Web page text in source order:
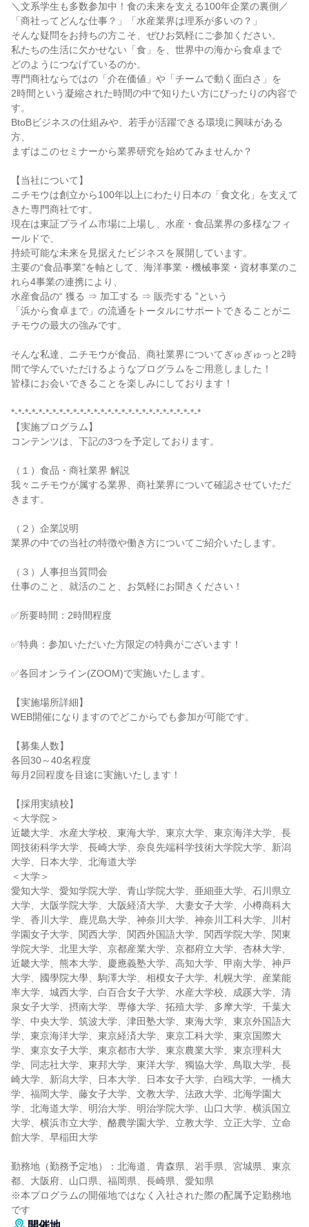
＼文系学生も多数参加中！食の未来を支える100年企業の裏側／
「商社ってどんな仕事？」「水産業界は理系が多いの？」
そんな疑問をお持ちの方こそ、ぜひお気軽にご参加ください。
私たちの生活に欠かせない「食」を、世界中の海から食卓まで
どのようにつなげているのか。
専門商社ならではの「介在価値」や「チームで動く面白さ」を
2時間という凝縮された時間の中で知りたい方にぴったりの内容で
す。
BtoBビジネスの仕組みや、若手が活躍できる環境に興味がある
方、
まずはこのセミナーから業界研究を始めてみませんか？
【当社について】
ニチモウは創立から100年以上にわたり日本の「食文化」を支えて
きた専門商社です。
現在は東証プライム市場に上場し、水産・食品業界の多様なフィ
ールドで、
持続可能な未来を見据えたビジネスを展開しています。
主要の“食品事業”を軸として、海洋事業・機械事業・資材事業のこ
れら4事業の連携により、
水産食品の“ 獲る ⇒ 加工する ⇒ 販売する ”という
「浜から食卓まで」の流通をトータルにサポートできることがニ
チモウの最大の強みです。
そんな私達、ニチモウが食品、商社業界についてぎゅぎゅっと2時
間で学んでいただけるようなプログラムをご用意しました！
皆様にお会いできることを楽しみにしております！
*-*-*-*-*-*-*-*-*-*-*-*-*-*-*-*-*-*-*-*-*-*-*-*-*-*-*-*
【実施プログラム】
コンテンツは、下記の3つを予定しております。
（１）食品・商社業界 解説
我々ニチモウが属する業界、商社業界について確認させていただ
きます。
（２）企業説明
業界の中での当社の特徴や働き方についてご紹介いたします。
（３）人事担当質問会
仕事のこと、就活のこと、お気軽にお聞きください！
✅所要時間：2時間程度
✅特典：参加いただいた方限定の特典がございます！
✅各回オンライン(ZOOM)で実施いたします。
【実施場所詳細】
WEB開催になりますのでどこからでも参加が可能です。
【募集人数】
各回30～40名程度
毎月2回程度を目途に実施いたします！
【採用実績校】
＜大学院＞
近畿大学、水産大学校、東海大学、東京大学、東京海洋大学、長
岡技術科学大学、長崎大学、奈良先端科学技術大学院大学、新潟
大学、日本大学、北海道大学
＜大学＞
愛知大学、愛知学院大学、青山学院大学、亜細亜大学、石川県立
大学、大阪学院大学、大阪経済大学、大妻女子大学、小樽商科大
学、香川大学、鹿児島大学、神奈川大学、神奈川工科大学、川村
学園女子大学、関西大学、関西外国語大学、関西学院大学、関東
学院大学、北里大学、京都産業大学、京都府立大学、杏林大学、
近畿大学、熊本大学、慶應義塾大学、高知大学、甲南大学、神戸
大学、國學院大學、駒澤大学、相模女子大学、札幌大学、産業能
率大学、城西大学、白百合女子大学、水産大学校、成蹊大学、清
泉女子大学、摂南大学、専修大学、拓殖大学、多摩大学、千葉大
学、中央大学、筑波大学、津田塾大学、東海大学、東京外国語大
学、東京海洋大学、東京経済大学、東京工科大学、東京国際大
学、東京女子大学、東京都市大学、東京農業大学、東京理科大
学、同志社大学、東邦大学、東洋大学、獨協大学、鳥取大学、長
崎大学、新潟大学、日本大学、日本女子大学、白鴎大学、一橋大
学、福岡大学、藤女子大学、文教大学、法政大学、北海学園大
学、北海道大学、明治大学、明治学院大学、山口大学、横浜国立
大学、横浜市立大学、酪農学園大学、立教大学、立正大学、立命
館大学、早稲田大学
勤務地（勤務予定地）：北海道、青森県、岩手県、宮城県、東京
都、大阪府、山口県、福岡県、長崎県、愛知県
※本プログラムの開催地ではなく入社された際の配属予定勤務地
です